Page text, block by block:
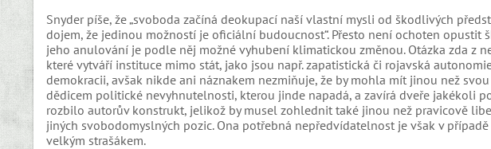
Snyder píše, že „svoboda začíná deokupací naší vlastní mysli od škodlivých
dojem, že jedinou možností je oficiální budoucnost“. Přesto není ochoten
jeho anulování je podle něj možné vyhubení klimatickou změnou. Otázka zda z
které vytváří instituce mimo stát, jako jsou např. zapatistická či rojavská
demokracii, avšak nikde ani náznakem nezmiňuje, že by mohla mít jinou než
dědicem politické nevyhnutelnosti, kterou jinde napadá, a zavírá dveře jakékoli
rozbilo autorův konstrukt, jelikož by musel zohlednit také jinou než pravicově
jiných svobodomyslných pozic. Ona potřebná nepředvídatelnost je však v
velkým strašákem.